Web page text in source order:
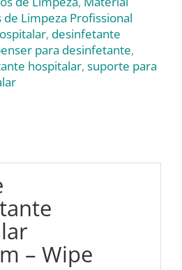
de Limpeza Profissional
, desinfetante
para desinfetante,
hospitalar, suporte para
– Wipe